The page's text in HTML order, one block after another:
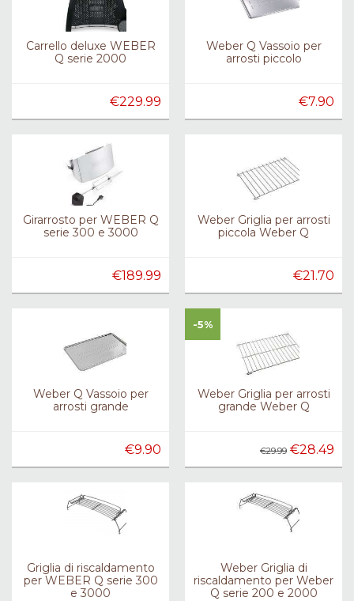
Carrello deluxe WEBER
Q serie 2000
€229.99
Weber Q Vassoio per
arrosti piccolo
€7.90
Girarrosto per WEBER Q
serie 300 e 3000
€189.99
Weber Griglia per arrosti
piccola Weber Q
€21.70
Weber Q Vassoio per
arrosti grande
€9.90
Weber Griglia per arrosti
grande Weber Q
€29.99 €28.49
-5%
Griglia di riscaldamento
per WEBER Q serie 300
e 3000
Weber Griglia di
riscaldamento per Weber
Q serie 200 e 2000